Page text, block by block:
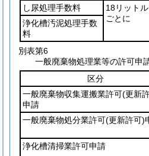
し尿処理手数料
18リット
ごとに
浄化槽汚泥処理手数
料
別表第6
一般廃棄物処理業等の許可申
区分
一般廃棄物収集運搬業許可(更新
申請
一般廃棄物処分業許可(更新許可)
浄化槽清掃業許可申請